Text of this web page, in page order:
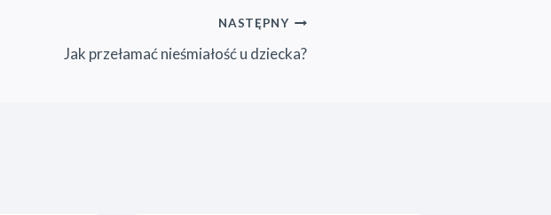
NASTĘPNY
Jak przełamać nieśmiałość u dziecka?